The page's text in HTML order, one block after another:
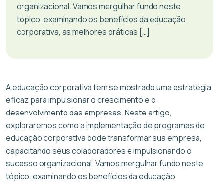
organizacional. Vamos mergulhar fundo neste
tópico, examinando os benefícios da educação
corporativa, as melhores práticas […]
A educação corporativa tem se mostrado uma estratégia
eficaz para impulsionar o crescimento e o
desenvolvimento das empresas. Neste artigo,
exploraremos como a implementação de programas de
educação corporativa pode transformar sua empresa,
capacitando seus colaboradores e impulsionando o
sucesso organizacional. Vamos mergulhar fundo neste
tópico, examinando os benefícios da educação